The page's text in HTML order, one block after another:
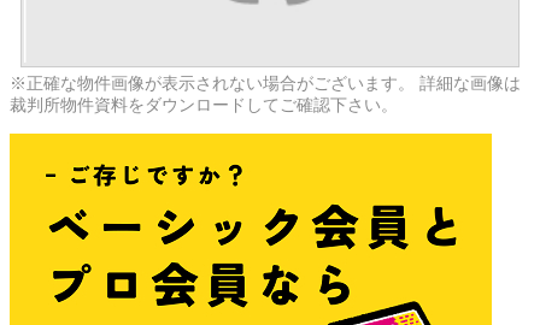
※正確な物件画像が表示されない場合がございます。 詳細な画像は
裁判所物件資料をダウンロードしてご確認下さい。